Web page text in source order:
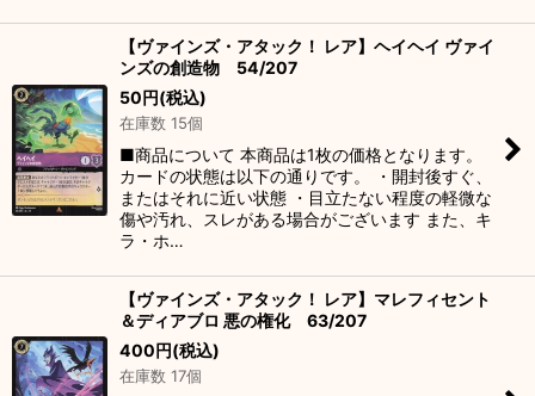
【ヴァインズ・アタック！ レア】ヘイヘイ ヴァイ
ンズの創造物 54/207
50円(税込)
在庫数 15個
■商品について 本商品は1枚の価格となります。
カードの状態は以下の通りです。 ・開封後すぐ、
またはそれに近い状態 ・目立たない程度の軽微な
傷や汚れ、スレがある場合がございます また、キ
ラ・ホ…
【ヴァインズ・アタック！ レア】マレフィセント
＆ディアブロ 悪の権化 63/207
400円(税込)
在庫数 17個